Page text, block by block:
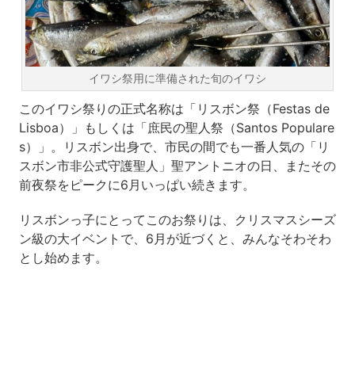
イワシ祭用に準備された旬のイワシ
このイワシ祭りの正式名称は「リスボン祭（Festas de
Lisboa）」もしくは「庶民の聖人祭（Santos Populare
s）」。リスボン出身で、市民の間でも一番人気の「リ
スボン市非公式守護聖人」聖アントニオの日、またその
前夜祭をピークに6月いっぱい続きます。
リスボンっ子にとってこのお祭りは、クリスマスシーズ
ン級の大イベントで、6月が近づくと、みんなそわそわ
とし始めます。